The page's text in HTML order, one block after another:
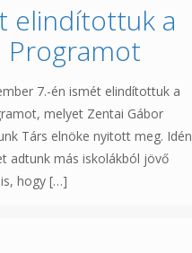
elindítottuk a
Programot
7.-én ismét elindítottuk a
melyet Zentai Gábor
Társ elnöke nyitott meg. Idén
adtunk más iskolákból jövő
hogy […]